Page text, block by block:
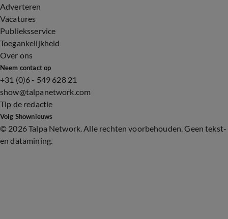
Adverteren
Vacatures
Publieksservice
Toegankelijkheid
Over ons
Neem contact op
+31 (0)6 - 549 628 21
show@talpanetwork.com
Tip de redactie
Volg Shownieuws
© 2026 Talpa Network. Alle rechten voorbehouden. Geen tekst-
en datamining.